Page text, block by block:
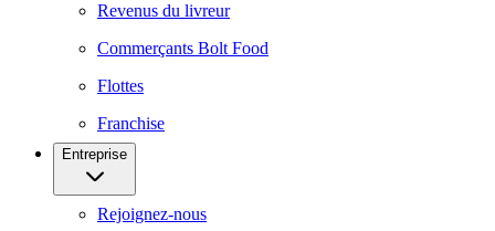
Revenus du livreur
Commerçants Bolt Food
Flottes
Franchise
Entreprise
Rejoignez-nous